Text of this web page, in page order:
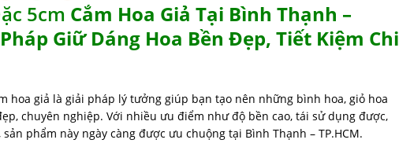
5cm Cắm Hoa Giả Tại Bình Thạnh –
Giữ Dáng Hoa Bền Đẹp, Tiết Kiệm Chi
hoa giả là giải pháp lý tưởng giúp bạn tạo nên những bình hoa, giỏ hoa
chuyên nghiệp. Với nhiều ưu điểm như độ bền cao, tái sử dụng được,
phẩm này ngày càng được ưu chuộng tại Bình Thạnh – TP.HCM.